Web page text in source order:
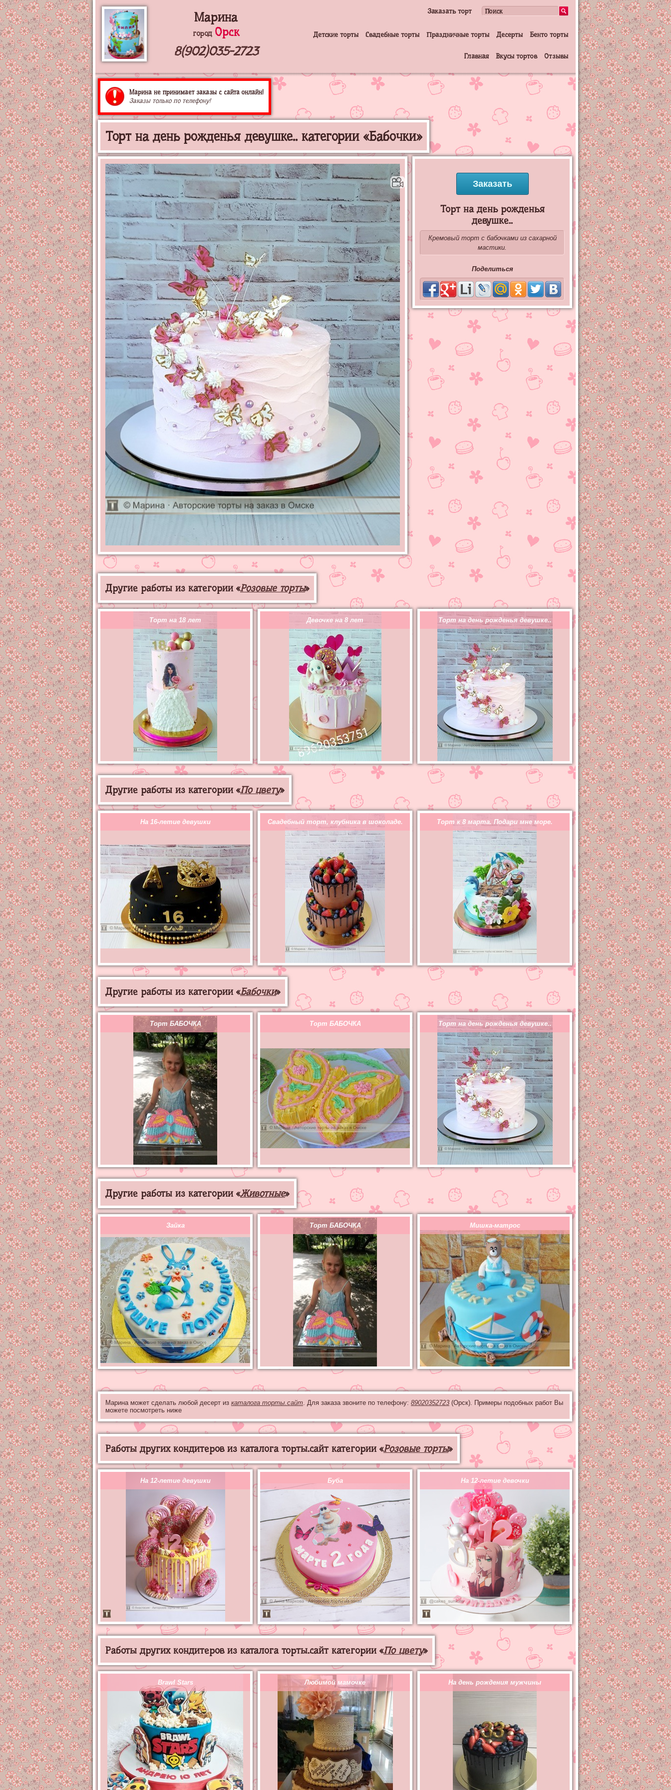
Марина
город Орск
8(902)035-2723
Заказать торт
Детские торты Свадебные торты Праздничные торты Десерты Бенто торты
Главная Вкусы тортов Отзывы
Марина не принимает заказы с сайта онлайн!
Заказы только по телефону!
Торт на день рожденья девушке.. категории «Бабочки»
Заказать
Торт на день рожденья
девушке..
Кремовый торт с бабочками из сахарной
мастики.
Поделиться
Другие работы из категории «Розовые торты»
Торт на 18 лет Девочке на 8 лет Торт на день рожденья девушке..
Другие работы из категории «По цвету»
На 16-летие девушки Свадебный торт, клубника в шоколаде. Торт к 8 марта. Подари мне море.
Другие работы из категории «Бабочки»
Торт БАБОЧКА Торт БАБОЧКА Торт на день рожденья девушке..
Другие работы из категории «Животные»
Зайка Торт БАБОЧКА Мишка-матрос
Марина может сделать любой десерт из каталога торты.сайт. Для заказа звоните по телефону: 89020352723 (Орск). Примеры подобных работ Вы
можете посмотреть ниже
Работы других кондитеров из каталога торты.сайт категории «Розовые торты»
На 12-летие девушки Буба На 12-летие девочки
Работы других кондитеров из каталога торты.сайт категории «По цвету»
Brawl Stars Любимой мамочке На день рождения мужчины